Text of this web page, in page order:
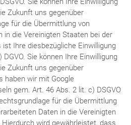
Zukunft uns gegenüber
für die Übermittlung von
in die Vereinigten Staaten bei der
Ihre diesbezügliche Einwilligung
Sie können Ihre Einwilligung
Zukunft uns gegenüber
haben wir mit Google
gem. Art. 46 Abs. 2 lit. c) DSGVO
für die Übermittlung
Daten in die Vereinigten
wird gewährleistet, dass